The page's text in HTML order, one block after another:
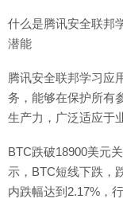
什么是腾讯安全联邦
潜能
腾讯安全联邦学习应
务，能够在保护所有
生产力，广泛适应于
BTC跌破18900美元
示，BTC短线下跌，
内跌幅达到2.17%，